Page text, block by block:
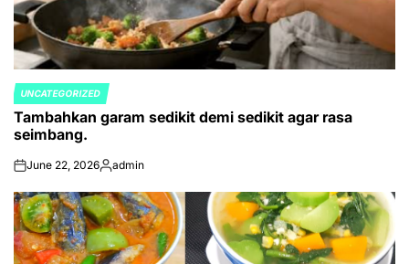
POSTED
IN
UNCATEGORIZED
Tambahkan garam sedikit demi sedikit agar rasa
seimbang.
onJune 22, 2026Posted
admin